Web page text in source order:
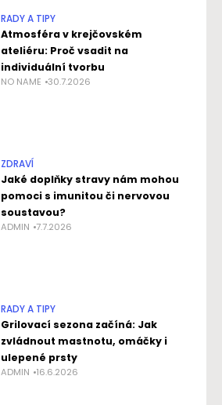
RADY A TIPY
Atmosféra v krejčovském
ateliéru: Proč vsadit na
individuální tvorbu
NO NAME 30.7.2026
ZDRAVÍ
Jaké doplňky stravy nám mohou
pomoci s imunitou či nervovou
soustavou?
ADMIN 7.7.2026
RADY A TIPY
Grilovací sezona začíná: Jak
zvládnout mastnotu, omáčky i
ulepené prsty
ADMIN 16.6.2026